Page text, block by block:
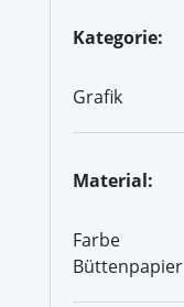
Kategorie:
Grafik
Material:
Farbe
Büttenpapier